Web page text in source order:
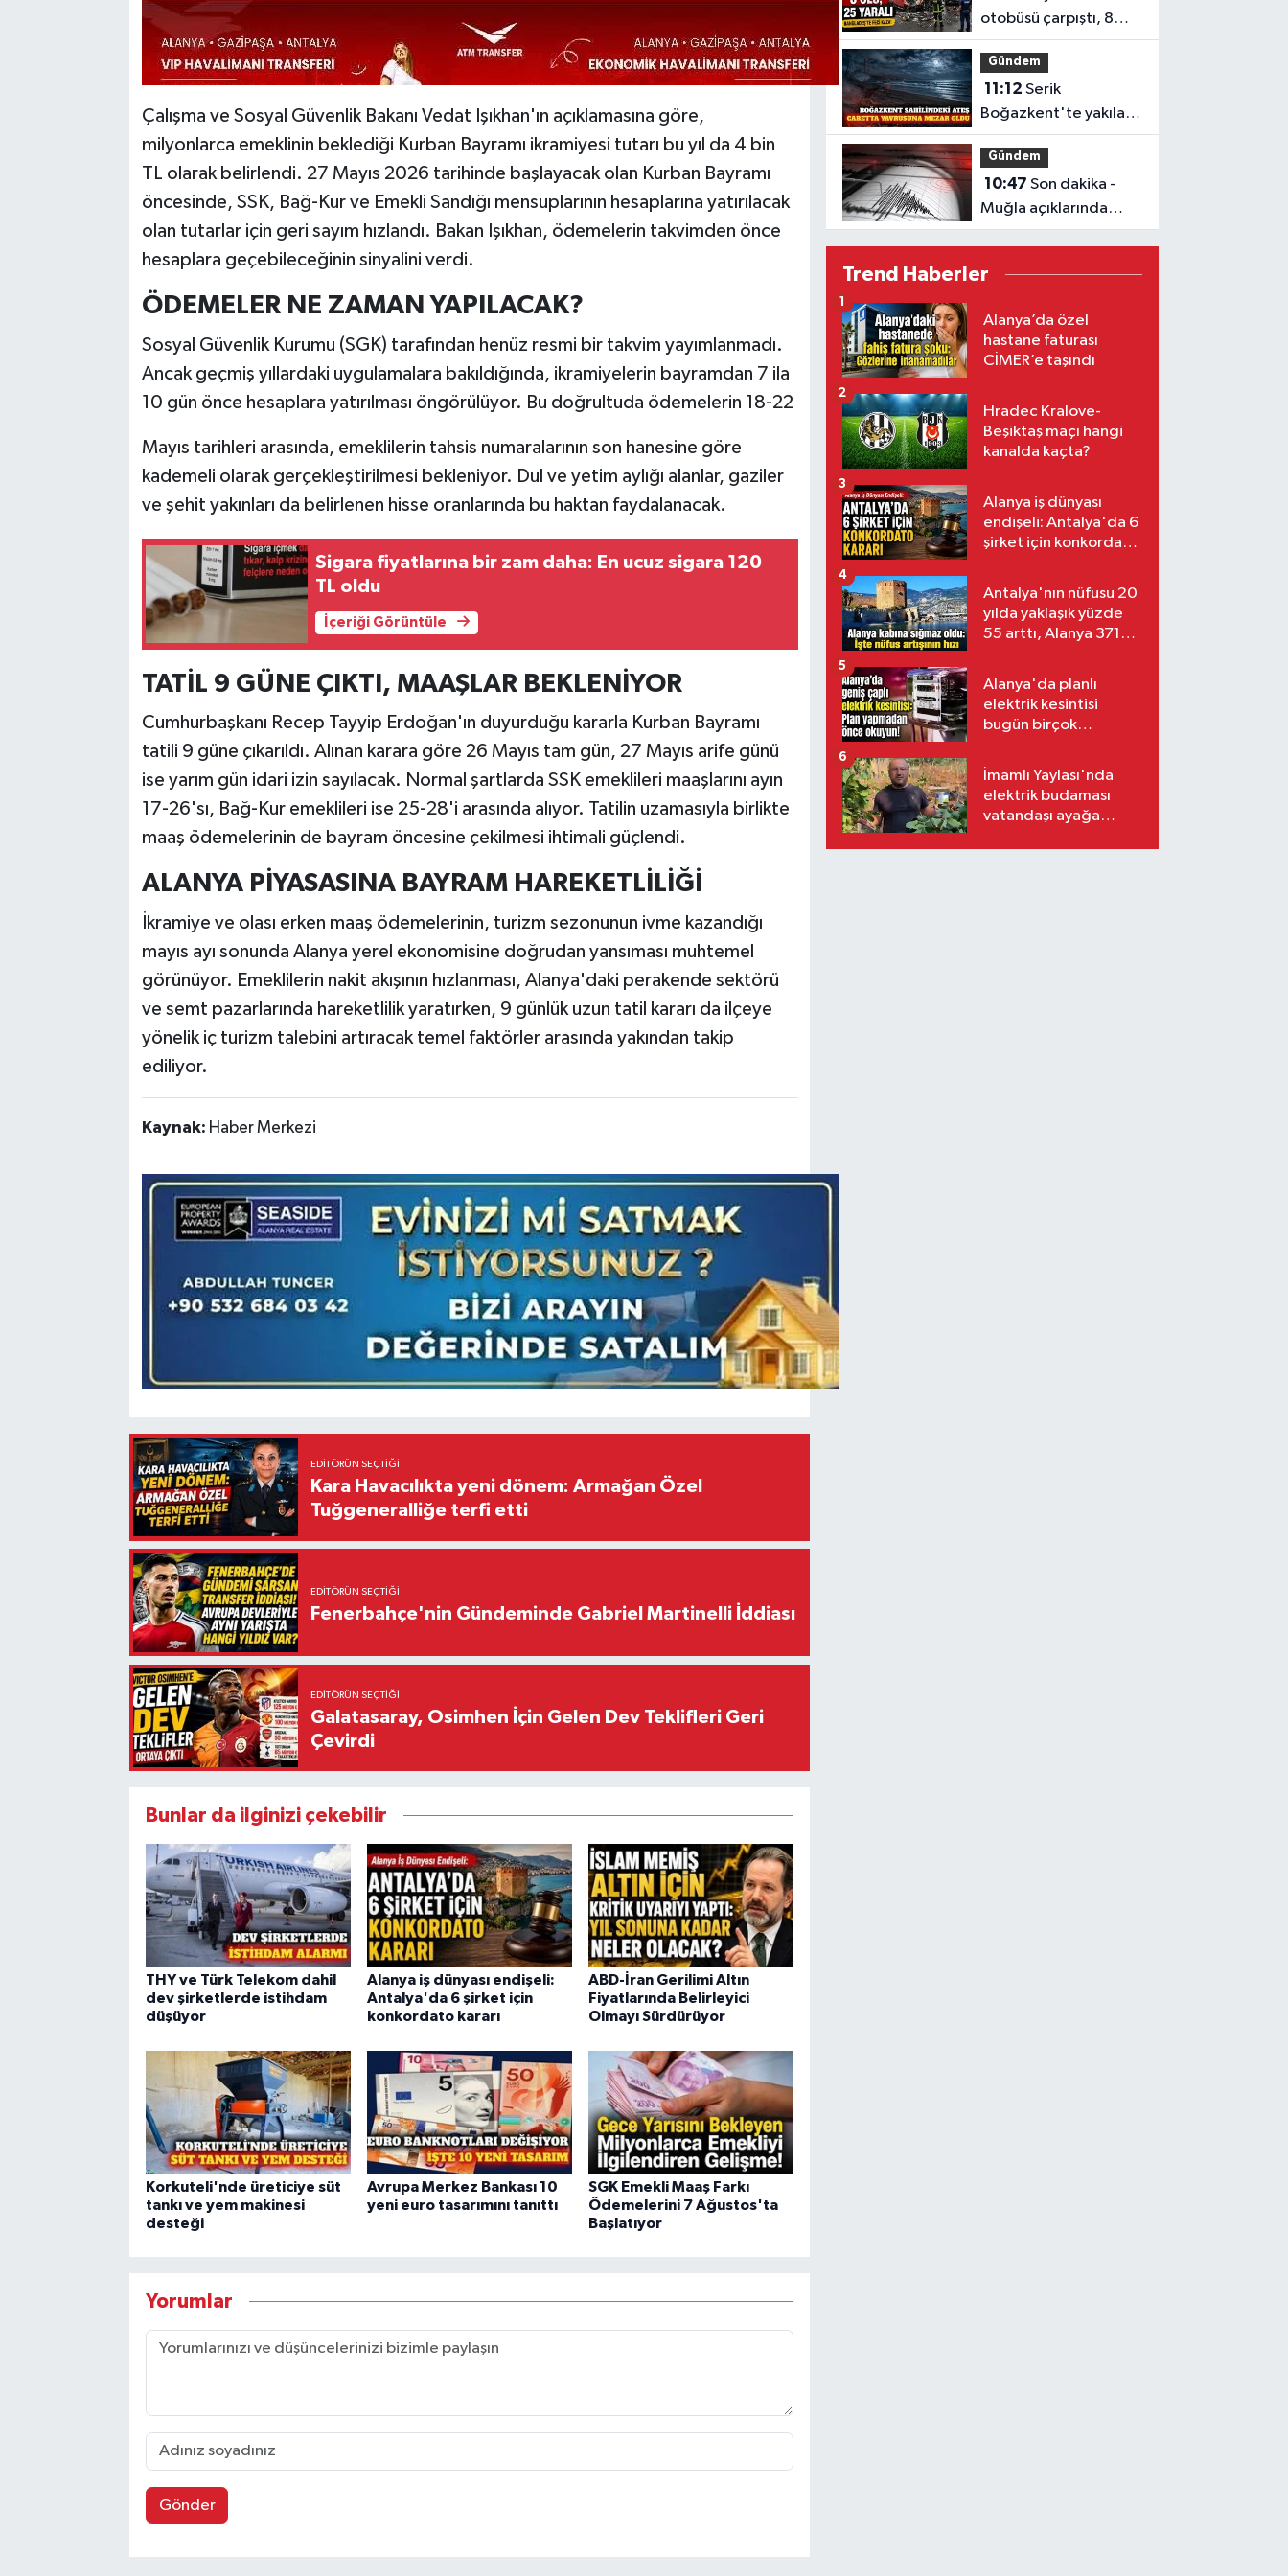
Çalışma ve Sosyal Güvenlik Bakanı Vedat Işıkhan'ın açıklamasına göre,
milyonlarca emeklinin beklediği Kurban Bayramı ikramiyesi tutarı bu yıl da 4 bin
TL olarak belirlendi. 27 Mayıs 2026 tarihinde başlayacak olan Kurban Bayramı
öncesinde, SSK, Bağ-Kur ve Emekli Sandığı mensuplarının hesaplarına yatırılacak
olan tutarlar için geri sayım hızlandı. Bakan Işıkhan, ödemelerin takvimden önce
hesaplara geçebileceğinin sinyalini verdi.
ÖDEMELER NE ZAMAN YAPILACAK?
Sosyal Güvenlik Kurumu (SGK) tarafından henüz resmi bir takvim yayımlanmadı.
Ancak geçmiş yıllardaki uygulamalara bakıldığında, ikramiyelerin bayramdan 7 ila
10 gün önce hesaplara yatırılması öngörülüyor. Bu doğrultuda ödemelerin 18-22
Mayıs tarihleri arasında, emeklilerin tahsis numaralarının son hanesine göre
kademeli olarak gerçekleştirilmesi bekleniyor. Dul ve yetim aylığı alanlar, gaziler
ve şehit yakınları da belirlenen hisse oranlarında bu haktan faydalanacak.
Sigara fiyatlarına bir zam daha: En ucuz sigara 120
TL oldu
İçeriği Görüntüle
TATİL 9 GÜNE ÇIKTI, MAAŞLAR BEKLENİYOR
Cumhurbaşkanı Recep Tayyip Erdoğan'ın duyurduğu kararla Kurban Bayramı
tatili 9 güne çıkarıldı. Alınan karara göre 26 Mayıs tam gün, 27 Mayıs arife günü
ise yarım gün idari izin sayılacak. Normal şartlarda SSK emeklileri maaşlarını ayın
17-26'sı, Bağ-Kur emeklileri ise 25-28'i arasında alıyor. Tatilin uzamasıyla birlikte
maaş ödemelerinin de bayram öncesine çekilmesi ihtimali güçlendi.
ALANYA PİYASASINA BAYRAM HAREKETLİLİĞİ
İkramiye ve olası erken maaş ödemelerinin, turizm sezonunun ivme kazandığı
mayıs ayı sonunda Alanya yerel ekonomisine doğrudan yansıması muhtemel
görünüyor. Emeklilerin nakit akışının hızlanması, Alanya'daki perakende sektörü
ve semt pazarlarında hareketlilik yaratırken, 9 günlük uzun tatil kararı da ilçeye
yönelik iç turizm talebini artıracak temel faktörler arasında yakından takip
ediliyor.
Kaynak: Haber Merkezi
EDITÖRÜN SEÇTIĞI
Kara Havacılıkta yeni dönem: Armağan Özel
Tuğgeneralliğe terfi etti
EDITÖRÜN SEÇTIĞI
Fenerbahçe'nin Gündeminde Gabriel Martinelli İddiası
EDITÖRÜN SEÇTIĞI
Galatasaray, Osimhen İçin Gelen Dev Teklifleri Geri
Çevirdi
Bunlar da ilginizi çekebilir
THY ve Türk Telekom dahil
dev şirketlerde istihdam
düşüyor
Alanya iş dünyası endişeli:
Antalya'da 6 şirket için
konkordato kararı
ABD-İran Gerilimi Altın
Fiyatlarında Belirleyici
Olmayı Sürdürüyor
Korkuteli'nde üreticiye süt
tankı ve yem makinesi
desteği
Avrupa Merkez Bankası 10
yeni euro tasarımını tanıttı
SGK Emekli Maaş Farkı
Ödemelerini 7 Ağustos'ta
Başlatıyor
Yorumlar
Gönder
otobüsü çarpıştı, 8
ölü, 25 yaralı
Gündem
11:12 Serik
Boğazkent'te yakılan
ateşte caretta yavrusu
öldü
Gündem
10:47 Son dakika -
Muğla açıklarında
deprem
Trend Haberler
Alanya’da özel
hastane faturası
CİMER’e taşındı
1
Hradec Kralove-
Beşiktaş maçı hangi
kanalda kaçta?
2
Alanya iş dünyası
endişeli: Antalya'da 6
şirket için konkordato
3
Antalya'nın nüfusu 20
yılda yaklaşık yüzde
55 arttı, Alanya 371
4
Alanya'da planlı
elektrik kesintisi
bugün birçok
5
İmamlı Yaylası'nda
elektrik budaması
vatandaşı ayağa
6